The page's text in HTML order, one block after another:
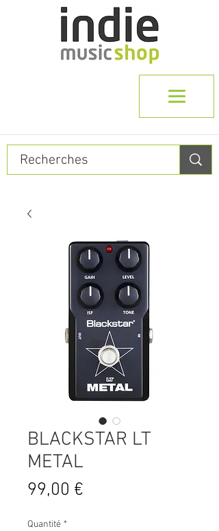
BLACKSTAR LT
METAL
99,00 €
Quantité *